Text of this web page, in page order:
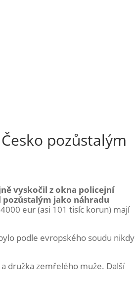
pozůstalým
vyskočil z okna policejní
pozůstalým jako náhradu
eur (asi 101 tisíc korun) mají
podle evropského soudu nikdy
družka zemřelého muže. Další